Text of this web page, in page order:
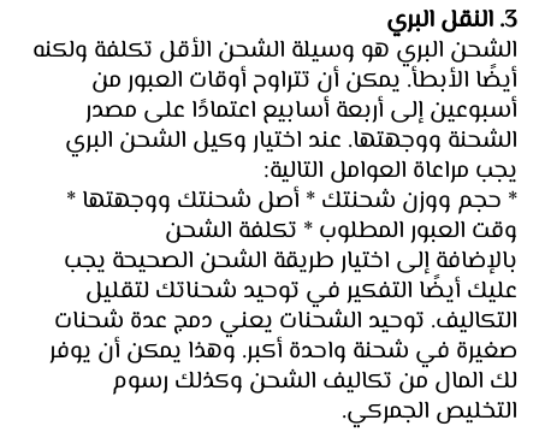
3. النقل البري
الشحن البري هو وسيلة الشحن الأقل تكلفة ولكنه
أيضًا الأبطأ. يمكن أن تتراوح أوقات العبور من
أسبوعين إلى أربعة أسابيع اعتمادًا على مصدر
الشحنة ووجهتها. عند اختيار وكيل الشحن البري
يجب مراعاة العوامل التالية:
* حجم ووزن شحنتك * أصل شحنتك ووجهتها *
وقت العبور المطلوب * تكلفة الشحن
بالإضافة إلى اختيار طريقة الشحن الصحيحة يجب
عليك أيضًا التفكير في توحيد شحناتك لتقليل
التكاليف. توحيد الشحنات يعني دمج عدة شحنات
صغيرة في شحنة واحدة أكبر. وهذا يمكن أن يوفر
لك المال من تكاليف الشحن وكذلك رسوم
التخليص الجمركي.